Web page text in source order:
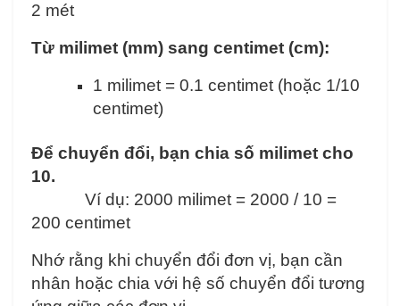
2 mét
Từ milimet (mm) sang centimet (cm):
1 milimet = 0.1 centimet (hoặc 1/10
centimet)
Để chuyển đổi, bạn chia số milimet cho
10.
Ví dụ: 2000 milimet = 2000 / 10 =
200 centimet
Nhớ rằng khi chuyển đổi đơn vị, bạn cần
nhân hoặc chia với hệ số chuyển đổi tương